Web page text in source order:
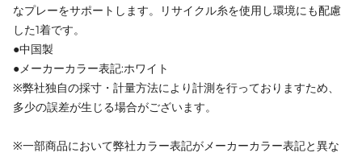
なプレーをサポートします。リサイクル糸を使用し環境にも配慮
した1着です。
●中国製
●メーカーカラー表記:ホワイト
※弊社独自の採寸・計量方法により計測を行っておりますため、
多少の誤差が生じる場合がございます。
※一部商品において弊社カラー表記がメーカーカラー表記と異な